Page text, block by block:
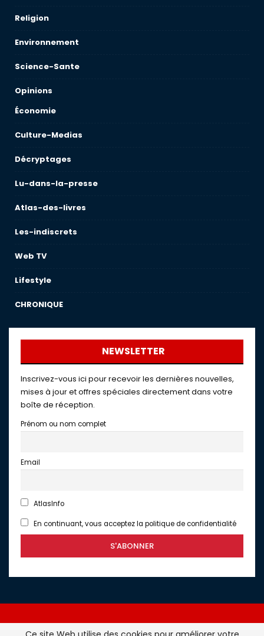
Religion
Environnement
Science-Sante
Opinions
Économie
Culture-Medias
Décryptages
Lu-dans-la-presse
Atlas-des-livres
Les-indiscrets
Web TV
Lifestyle
CHRONIQUE
NEWSLETTER
Inscrivez-vous ici pour recevoir les dernières nouvelles,
mises à jour et offres spéciales directement dans votre
boîte de réception.
Prénom ou nom complet
Email
AtlasInfo
En continuant, vous acceptez la politique de confidentialité